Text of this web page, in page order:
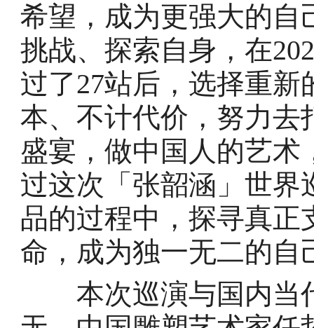
希望，成为更强大的自
挑战、探索自身，在
过了27站后，选择重
本、不计代价，努力去
盛宴，做中国人的艺术
过这次「张韶涵」世界
品的过程中，探寻真
命，成为独一无二的自
本次巡演与国内当